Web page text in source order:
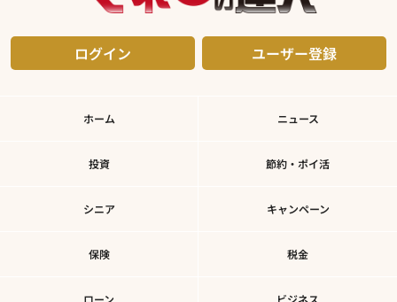
ログイン ユーザー登録
ホーム ニュース
投資 節約・ポイ活
シニア キャンペーン
保険 税金
ローン ビジネス